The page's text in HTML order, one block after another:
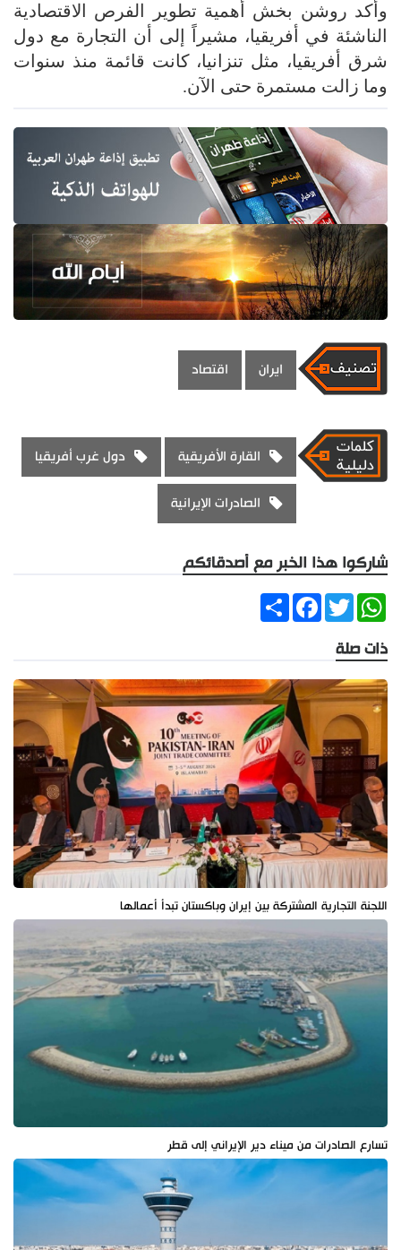
وأكد روشن‌ بخش أهمية تطوير الفرص الاقتصادية
الناشئة في أفريقيا، مشيراً إلى أن التجارة مع دول
شرق أفريقيا، مثل تنزانيا، كانت قائمة منذ سنوات
وما زالت مستمرة حتى الآن.
ايران اقتصاد
القارة الأفريقية دول غرب أفريقيا
الصادرات الإيرانية
شاركوا هذا الخبر مع أصدقائكم
ShareFacebookTwitter
WhatsApp
ذات صلة
اللجنة التجارية المشتركة بين إيران وباكستان تبدأ أعمالها
تسارع الصادرات من ميناء دير الإيراني إلى قطر